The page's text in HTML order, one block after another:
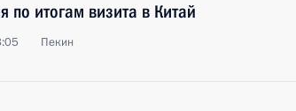
по итогам визита в Китай
Пекин